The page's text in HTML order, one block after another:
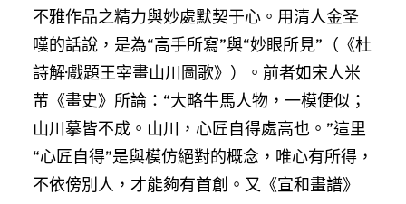
不雅作品之精力與妙處默契于心。用清人金圣
嘆的話說，是為“高手所寫”與“妙眼所見”（《杜
詩解·戲題王宰畫山川圖歌》）。前者如宋人米
芾《畫史》所論：“大略牛馬人物，一模便似；
山川摹皆不成。山川，心匠自得處高也。”這里
“心匠自得”是與模仿絕對的概念，唯心有所得，
不依傍別人，才能夠有首創。又《宣和畫譜》